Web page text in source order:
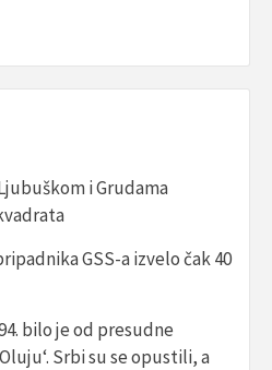
i Grudama
GSS-a izvelo čak 40
bilo je od presudne
Srbi su se opustili, a